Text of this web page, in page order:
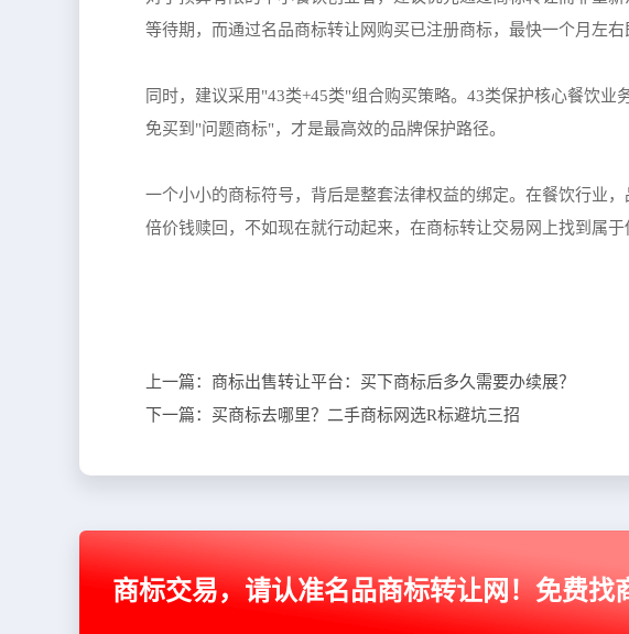
等待期，而通过名品商标转让网购买已注册商标，最快一个月左
同时，建议采用"43类+45类"组合购买策略。43类保护核心餐饮
免买到"问题商标"，才是最高效的品牌保护路径。
一个小小的商标符号，背后是整套法律权益的绑定。在餐饮行业
倍价钱赎回，不如现在就行动起来，在商标转让交易网上找到属
上一篇： 商标出售转让平台：买下商标后多久需要办续展？
下一篇： 买商标去哪里？二手商标网选R标避坑三招
商标交易，请认准名品商标转让网！免费找